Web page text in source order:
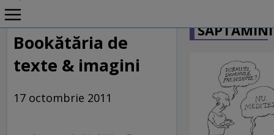
Home
Dileme on-line
Bookătăria de
texte & imagini
17 octombrie 2011